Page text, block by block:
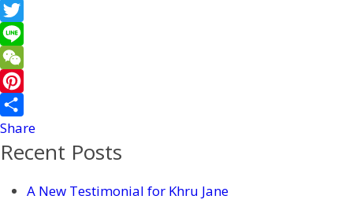
a
c
e
b
o
o
k
E
m
a
i
T
w
i
t
t
e
L
i
n
e
W
e
C
h
P
i
n
Share
Recent Posts
A New Testimonial for Khru Jane